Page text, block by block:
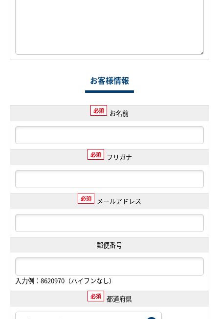
お客様情報
必須 お名前
必須 フリガナ
必須 メールアドレス
郵便番号
入力例：8620970（ハイフンなし）
必須 都道府県